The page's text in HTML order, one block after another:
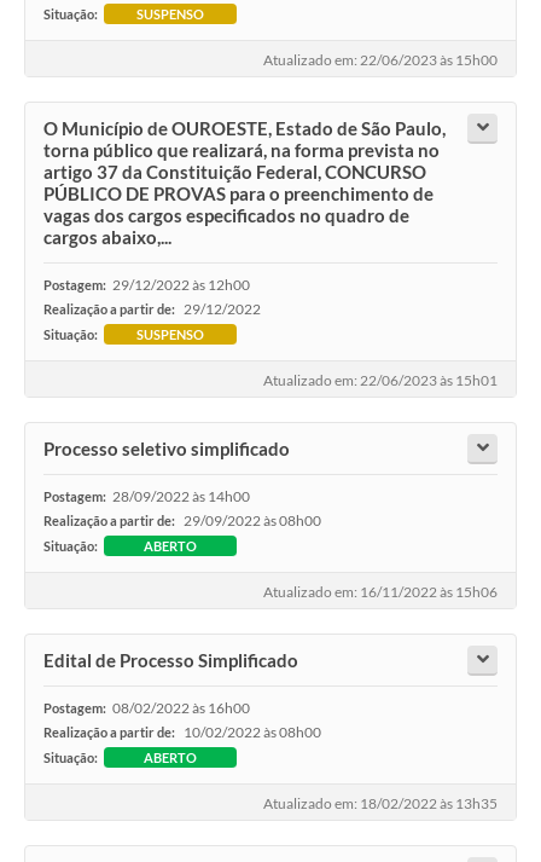
Situação: SUSPENSO
Atualizado em: 22/06/2023 às 15h00
O Município de OUROESTE, Estado de São Paulo,
torna público que realizará, na forma prevista no
artigo 37 da Constituição Federal, CONCURSO
PÚBLICO DE PROVAS para o preenchimento de
vagas dos cargos especificados no quadro de
cargos abaixo,...
Postagem: 29/12/2022 às 12h00
Realização a partir de: 29/12/2022
Situação: SUSPENSO
Atualizado em: 22/06/2023 às 15h01
Processo seletivo simplificado
Postagem: 28/09/2022 às 14h00
Realização a partir de: 29/09/2022 às 08h00
Situação: ABERTO
Atualizado em: 16/11/2022 às 15h06
Edital de Processo Simplificado
Postagem: 08/02/2022 às 16h00
Realização a partir de: 10/02/2022 às 08h00
Situação: ABERTO
Atualizado em: 18/02/2022 às 13h35